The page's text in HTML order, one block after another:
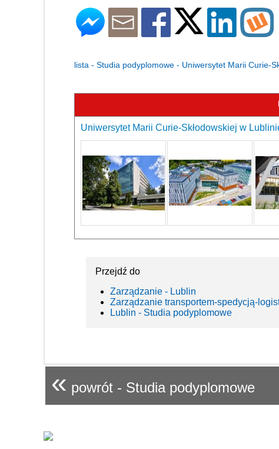
lista - Studia podyplomowe - Uniwersytet Marii Curie-
Uniwersytet Marii Curie-Skłodowskiej w
Przejdź do
Zarządzanie - Lublin
Zarządzanie transportem-spedycją-
Lublin - Studia podyplomowe
« powrót - Studia podyplomowe